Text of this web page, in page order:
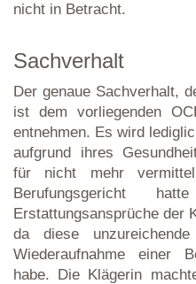
nicht in Betracht.
Sachverhalt
Der genaue Sachverhalt,
ist dem vorliegenden
entnehmen. Es wird
aufgrund ihres
für nicht mehr
Berufungsgericht
Erstattungsansprüche der
da diese
Wiederaufnahme einer
habe. Die Klägerin